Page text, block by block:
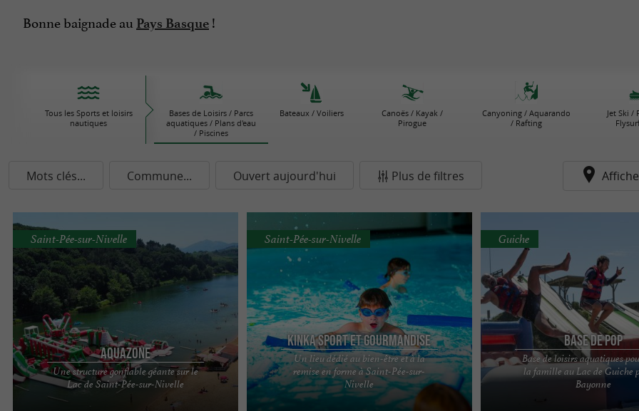
Bonne baignade au Pays Basque !
Tous les Sports et loisirs
nautiques
Bases de Loisirs / Parcs
aquatiques / Plans d'eau
/ Piscines
Bateaux / Voiliers
Canoës / Kayak /
Pirogue
Canyoning / Aquarando
/ Rafting
Jet Ski /
Mots clés... Commune... Ouvert aujourd'hui Plus de filtres
Aquazone
Une structure gonflable géante sur le
Lac de Saint-Pée-sur-Nivelle
Saint-Pée-sur-Nivelle
Bonne nouvelle sur le front des animations
estivales à Saint-Pée-sur-Nivelle : l'Aquazone
Kinka Sport et Gourmandise
Un lieu dédié au bien-être et à la
remise en forme à Saint-Pée-sur-
Nivelle
Saint-Pée-sur-Nivelle
Kinka Sport : L'univers piscine à Saint-Pée-sur-
Nivelle Le complexe sportif Kinka Sport à Saint-
Pée-sur-Nivelle ...
Base de Pop
Base de loisirs aquatiques
la famille au Lac de Guiche
Bayonne
Guiche
À 20 minutes de Bayonne, le lac de
une grande réserve d'eau de source